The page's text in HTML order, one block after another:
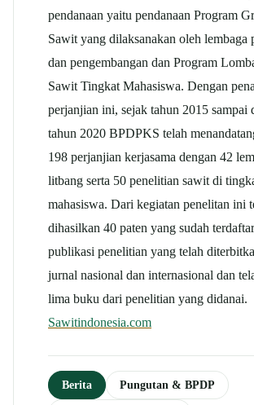
pendanaan yaitu pendanaan Program
Sawit yang dilaksanakan oleh lembaga
dan pengembangan dan Program
Sawit Tingkat Mahasiswa. Dengan
perjanjian ini, sejak tahun 2015 sampai
tahun 2020 BPDPKS telah
198 perjanjian kerjasama dengan 42
litbang serta 50 penelitian sawit di
mahasiswa. Dari kegiatan penelitan ini
dihasilkan 40 paten yang sudah
publikasi penelitian yang telah
jurnal nasional dan internasional dan
lima buku dari penelitian yang
Sawitindonesia.com
Berita Pungutan & BPDP